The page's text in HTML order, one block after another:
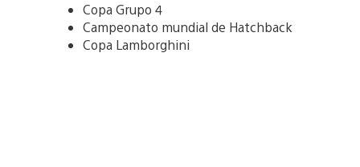
Copa Grupo 4
Campeonato mundial de Hatchback
Copa Lamborghini